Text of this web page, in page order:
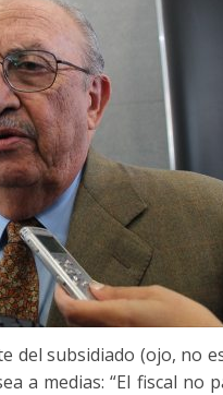
del subsidiado (ojo, no
a medias: “El fiscal no